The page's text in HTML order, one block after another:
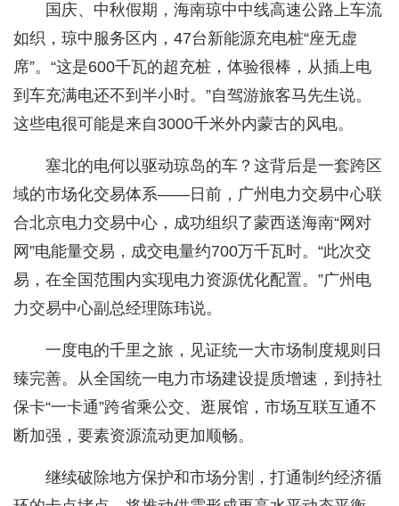
国庆、中秋假期，海南琼中中线高速公路上车流
如织，琼中服务区内，47台新能源充电桩“座无虚
席”。“这是600千瓦的超充桩，体验很棒，从插上电
到车充满电还不到半小时。”自驾游旅客马先生说。
这些电很可能是来自3000千米外内蒙古的风电。
塞北的电何以驱动琼岛的车？这背后是一套跨区
域的市场化交易体系——日前，广州电力交易中心联
合北京电力交易中心，成功组织了蒙西送海南“网对
网”电能量交易，成交电量约700万千瓦时。“此次交
易，在全国范围内实现电力资源优化配置。”广州电
力交易中心副总经理陈玮说。
一度电的千里之旅，见证统一大市场制度规则日
臻完善。从全国统一电力市场建设提质增速，到持社
保卡“一卡通”跨省乘公交、逛展馆，市场互联互通不
断加强，要素资源流动更加顺畅。
继续破除地方保护和市场分割，打通制约经济循